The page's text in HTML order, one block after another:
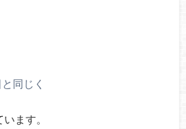
同じく
ます。